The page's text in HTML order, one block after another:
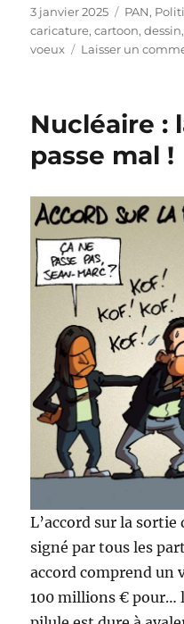
Publié
le
3 janvier 2025 PAN,
caricature,cartoon,dessin,
voeux
Laisser un
Nucléaire :
passe mal !
L’accord sur la sortie
signé par tous les
accord comprend un
100 millions € pour…